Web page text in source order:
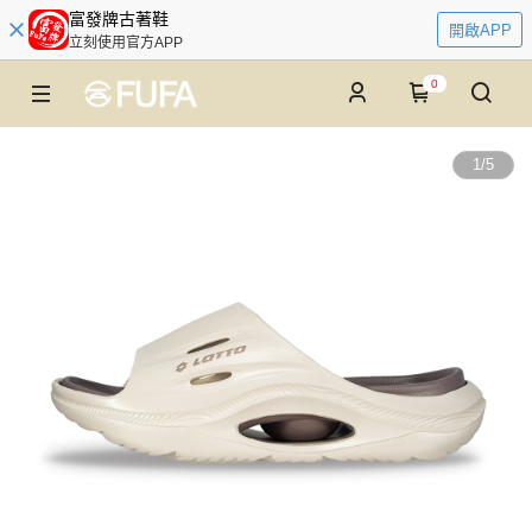
富發牌古著鞋
立刻使用官方APP
開啟APP
0
1/5